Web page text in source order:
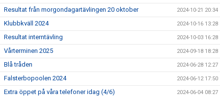
Resultat från morgondagartävlingen 20 oktober 2024-10-21 20:34
Klubbkväll 2024 2024-10-16 13:28
Resultat interntävling 2024-10-03 16:28
Vårterminen 2025 2024-09-18 18:28
Blå tråden 2024-06-28 12:27
Falsterbopoolen 2024 2024-06-12 17:50
Extra öppet på våra telefoner idag (4/6) 2024-06-04 08:27